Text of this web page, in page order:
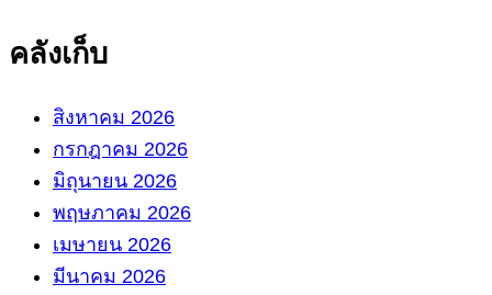
คลังเก็บ
สิงหาคม 2026
กรกฎาคม 2026
มิถุนายน 2026
พฤษภาคม 2026
เมษายน 2026
มีนาคม 2026